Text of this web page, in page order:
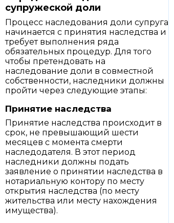
супружеской доли
Процесс наследования доли супруга
начинается с принятия наследства и
требует выполнения ряда
обязательных процедур. Для того
чтобы претендовать на
наследование доли в совместной
собственности, наследники должны
пройти через следующие этапы:
Принятие наследства
Принятие наследства происходит в
срок, не превышающий шести
месяцев с момента смерти
наследодателя. В этот период
наследники должны подать
заявление о принятии наследства в
нотариальную контору по месту
открытия наследства (по месту
жительства или месту нахождения
имущества).